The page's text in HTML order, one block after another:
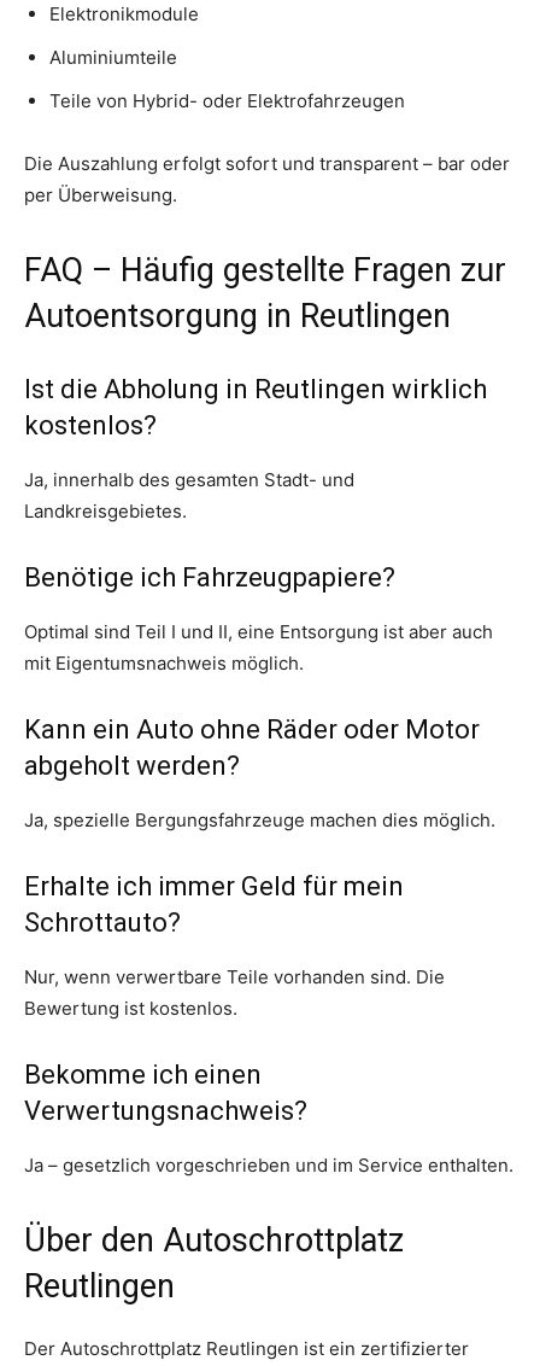
Elektronikmodule
Aluminiumteile
Teile von Hybrid- oder Elektrofahrzeugen
Die Auszahlung erfolgt sofort und transparent – bar oder
per Überweisung.
FAQ – Häufig gestellte Fragen zur
Autoentsorgung in Reutlingen
Ist die Abholung in Reutlingen wirklich
kostenlos?
Ja, innerhalb des gesamten Stadt- und
Landkreisgebietes.
Benötige ich Fahrzeugpapiere?
Optimal sind Teil I und II, eine Entsorgung ist aber auch
mit Eigentumsnachweis möglich.
Kann ein Auto ohne Räder oder Motor
abgeholt werden?
Ja, spezielle Bergungsfahrzeuge machen dies möglich.
Erhalte ich immer Geld für mein
Schrottauto?
Nur, wenn verwertbare Teile vorhanden sind. Die
Bewertung ist kostenlos.
Bekomme ich einen
Verwertungsnachweis?
Ja – gesetzlich vorgeschrieben und im Service enthalten.
Über den Autoschrottplatz
Reutlingen
Der Autoschrottplatz Reutlingen ist ein zertifizierter